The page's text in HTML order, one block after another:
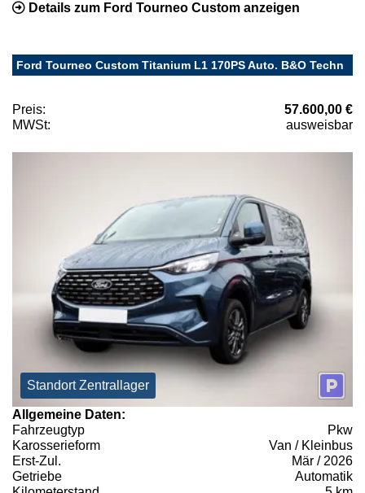
Details zum Ford Tourneo Custom anzeigen
Ford Tourneo Custom Titanium L1 170PS Auto. B&O Techn
Preis:
57.600,00 €
MWSt:
ausweisbar
Standort Zentrallager
Allgemeine Daten:
Fahrzeugtyp
Pkw
Karosserieform
Van / Kleinbus
Erst-Zul.
Mär / 2026
Getriebe
Automatik